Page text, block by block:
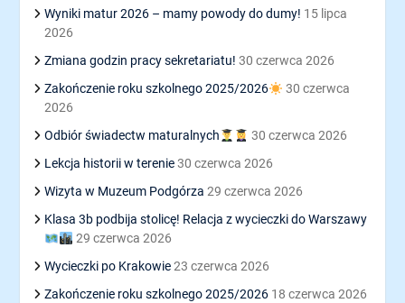
Wyniki matur 2026 – mamy powody do dumy! 15 lipca
2026
Zmiana godzin pracy sekretariatu! 30 czerwca 2026
Zakończenie roku szkolnego 2025/2026
30 czerwca
2026
Odbiór świadectw maturalnych
30 czerwca 2026
Lekcja historii w terenie 30 czerwca 2026
Wizyta w Muzeum Podgórza 29 czerwca 2026
Klasa 3b podbija stolicę! Relacja z wycieczki do Warszawy
29 czerwca 2026
Wycieczki po Krakowie 23 czerwca 2026
Zakończenie roku szkolnego 2025/2026 18 czerwca 2026